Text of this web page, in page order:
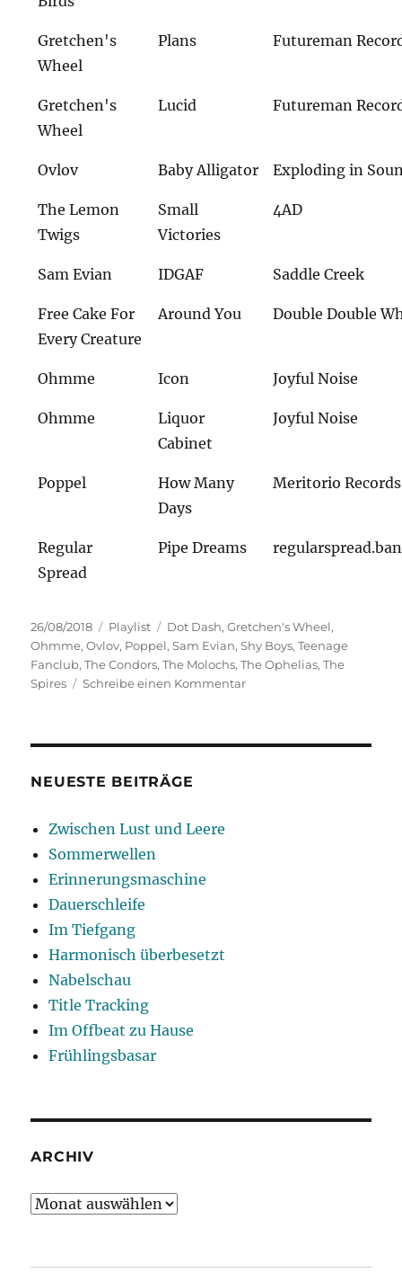
Gretchen's
Wheel
Plans Futureman
Gretchen's
Wheel
Lucid Futureman
Ovlov Baby Alligator Exploding in
The Lemon
Twigs
Small
Victories
4AD
Sam Evian IDGAF Saddle Creek
Free Cake For
Every Creature
Around You Double Double
Ohmme Icon Joyful Noise
Ohmme
Liquor
Cabinet
Joyful Noise
Poppel
How Many
Days
Meritorio Records
Regular
Spread
Pipe Dreams
Veröffentlicht
am
26/08/2018 Kategorien
Playlist Schlagwörter
Dot Dash,Gretchen's Wheel,
Ohmme,Ovlov, Poppel,Sam Evian,Shy Boys,Teenage
Fanclub,The Condors,The Molochs,The Ophelias,The
Spires
Schreibe einen Kommentarzu
NEUESTE BEITRÄGE
Zwischen Lust und Leere
Sommerwellen
Erinnerungsmaschine
Dauerschleife
Im Tiefgang
Harmonisch überbesetzt
Nabelschau
Title Tracking
Im Offbeat zu Hause
Frühlingsbasar
ARCHIV
Archiv